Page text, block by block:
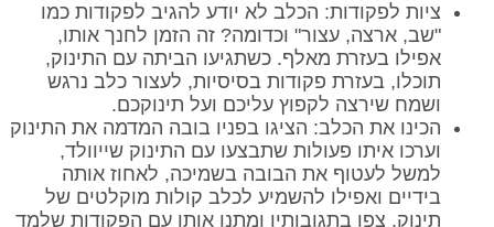
ציות לפקודות: הכלב לא יודע להגיב לפקודות כמו
"שב, ארצה, עצור" וכדומה? זה הזמן לחנך אותו,
אפילו בעזרת מאלף. כשתגיעו הביתה עם התינוק,
תוכלו, בעזרת פקודות בסיסיות, לעצור כלב נרגש
ושמח שירצה לקפוץ עליכם ועל תינוקכם.
הכינו את הכלב: הציגו בפניו בובה המדמה את התינוק
וערכו איתו פעולות שתבצעו עם התינוק שייוולד,
למשל לעטוף את הבובה בשמיכה, לאחוז אותה
בידיים ואפילו להשמיע לכלב קולות מוקלטים של
תינוק. צפו בתגובותיו ומתנו אותן עם הפקודות שלמד